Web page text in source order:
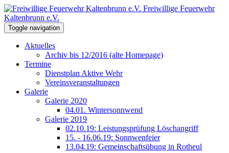
Freiwillige Feuerwehr
Kaltenbrunn e.V.
Toggle navigation
Aktuelles
Archiv bis 12/2016 (alte Homepage)
Termine
Dienstplan Aktive Wehr
Vereinsveranstaltungen
Galerie
Galerie 2020
04.01. Wintersonnwend
Galerie 2019
02.10.19: Leistungsprüfung Löschangriff
15. - 16.06.19: Sonnwenfeier
13.04.19: Gemeinschaftsübung in Rotheul